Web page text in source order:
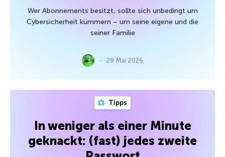
Wer Abonnements besitzt, sollte sich unbedingt um
Cybersicherheit kümmern – um seine eigene und die
seiner Familie
28 Mai 2026
Tipps
In weniger als einer Minute
geknackt: (fast) jedes zweite